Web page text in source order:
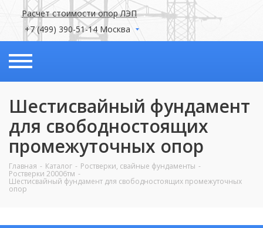
Расчет стоимости опор ЛЭП
+7 (499) 390-51-14 Москва
Шестисвайный фундамент
для свободностоящих
промежуточных опор
Главная Каталог Ростверки, свайные фундаменты
Ростверки 20006тм
Шестисвайный фундамент для свободностоящих промежуточных
опор